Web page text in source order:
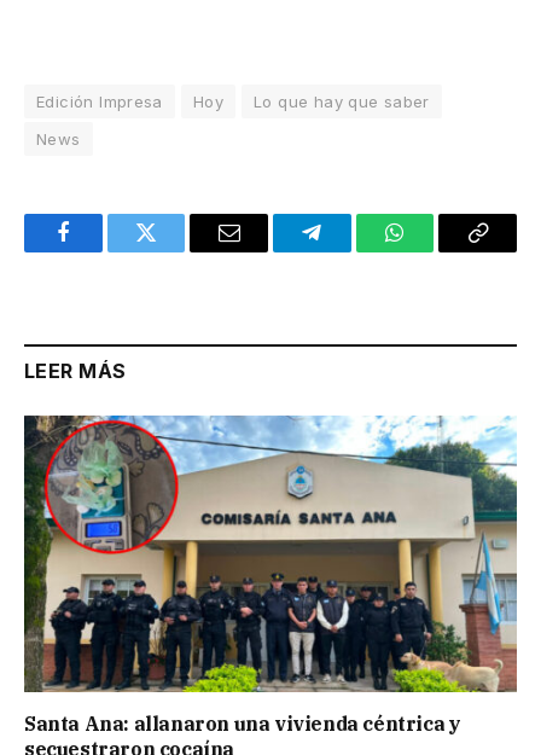
Edición Impresa Hoy
Lo que hay que saber
News
FacebookTwitter Email TelegramWhatsAppCopy
LEER MÁS
Santa Ana: allanaron una vivienda céntrica y
secuestraron cocaína